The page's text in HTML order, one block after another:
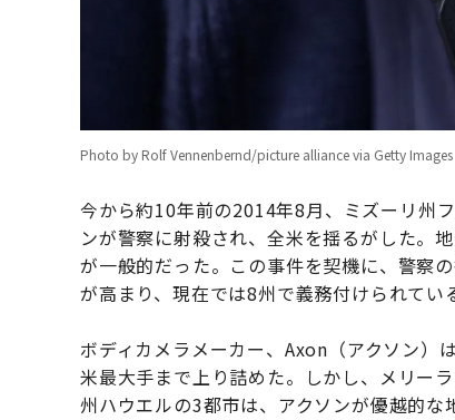
Photo by Rolf Vennenbernd/picture alliance via Getty Images
今から約10年前の2014年8月、ミズーリ州
ンが警察に射殺され、全米を揺るがした。
が一般的だった。この事件を契機に、警察
が高まり、現在では8州で義務付けられてい
ボディカメラメーカー、Axon（アクソン）
米最大手まで上り詰めた。しかし、メリー
州ハウエルの3都市は、アクソンが優越的